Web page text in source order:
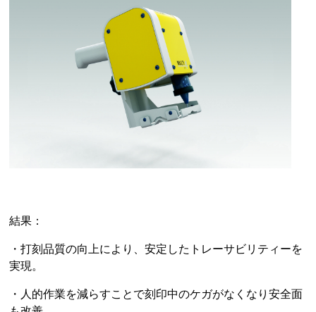
結果：
・打刻品質の向上により、安定したトレーサビリティーを
実現。
・人的作業を減らすことで刻印中のケガがなくなり安全面